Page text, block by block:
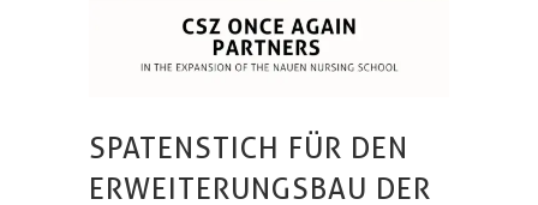
SPATENSTICH FÜR DEN
ERWEITERUNGSBAU DER